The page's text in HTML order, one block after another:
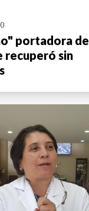
portadora de
recuperó sin